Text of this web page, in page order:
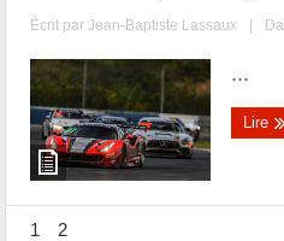
Écrit parJean-Baptiste Lassaux |
...
Lire
1 2